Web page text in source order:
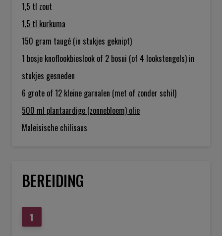
1,5 tl zout
1,5 tl kurkuma
150 gram taugé (in stukjes geknipt)
1 bosje knoflookbieslook of 2 bosui (of 4 lookstengels) in
stukjes gesneden
6 grote of 12 kleine garnalen (met of zonder schil)
500 ml plantaardige (zonnebloem) olie
Maleisische chilisaus
BEREIDING